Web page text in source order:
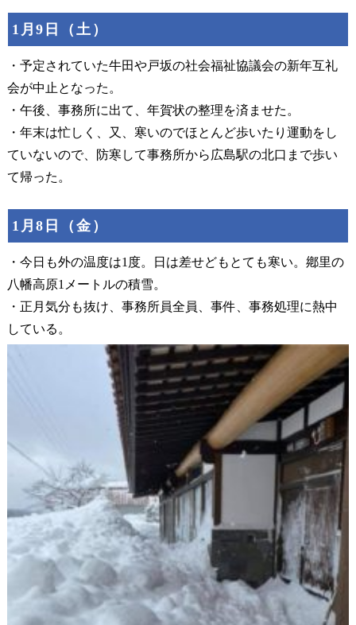
1月9日（土）
・予定されていた牛田や戸坂の社会福祉協議会の新年互礼
会が中止となった。
・午後、事務所に出て、年賀状の整理を済ませた。
・年末は忙しく、又、寒いのでほとんど歩いたり運動をし
ていないので、防寒して事務所から広島駅の北口まで歩い
て帰った。
1月8日（金）
・今日も外の温度は1度。日は差せどもとても寒い。鄕里の
八幡高原1メートルの積雪。
・正月気分も抜け、事務所員全員、事件、事務処理に熱中
している。